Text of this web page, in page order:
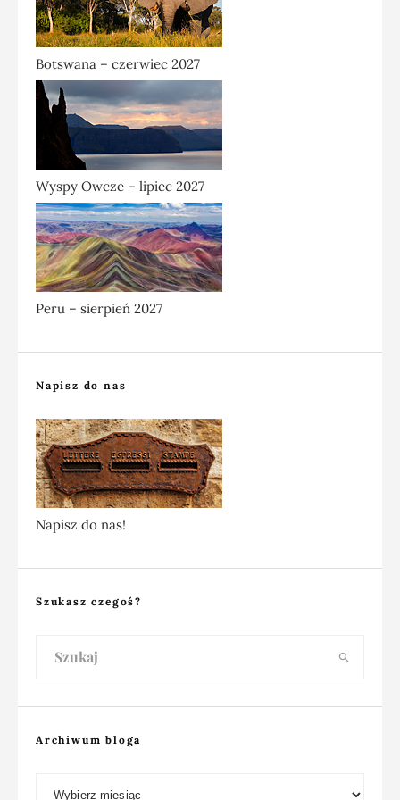
Botswana – czerwiec 2027
Wyspy Owcze – lipiec 2027
Peru – sierpień 2027
Napisz do nas
Napisz do nas!
Szukasz czegoś?
Archiwum bloga